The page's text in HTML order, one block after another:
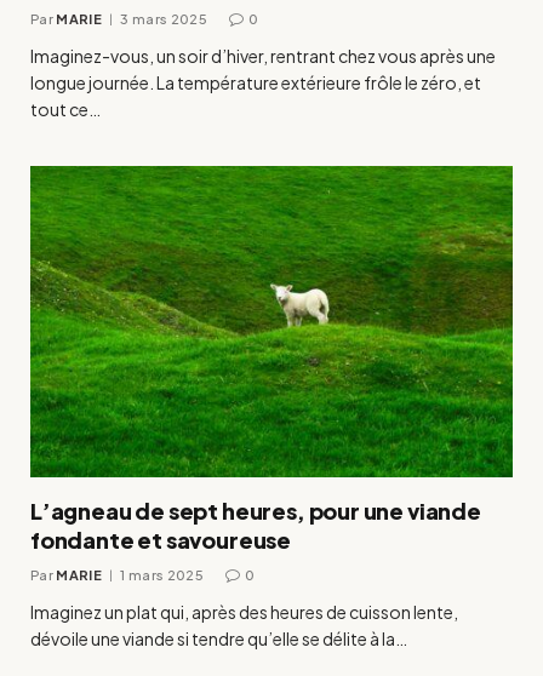
Par MARIE 3 mars 2025 0
Imaginez-vous, un soir d’hiver, rentrant chez vous après une
longue journée. La température extérieure frôle le zéro, et
tout ce…
L’agneau de sept heures, pour une viande
fondante et savoureuse
Par MARIE 1 mars 2025 0
Imaginez un plat qui, après des heures de cuisson lente,
dévoile une viande si tendre qu’elle se délite à la…